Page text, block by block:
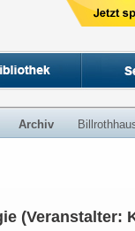
Archiv
(Veranstalter: